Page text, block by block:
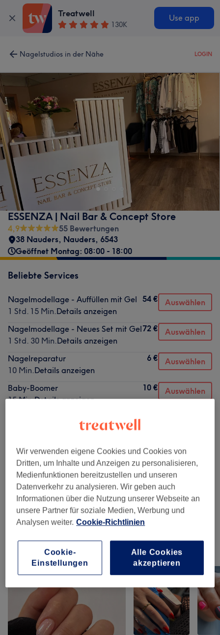
Treatwell
130K
Use app
Nagelstudios in der Nähe LOGIN
ESSENZA | Nail Bar & Concept Store
4,9
55 Bewertungen
38 Nauders, Nauders, 6543
Geöffnet Montag: 08:00 - 18:00
Beliebte Services
Nagelmodellage - Auffüllen mit Gel
1 Std. 15 Min.Details anzeigen
54 € Auswählen
Nagelmodellage - Neues Set mit Gel
1 Std. 30 Min.Details anzeigen
72 € Auswählen
Nagelreparatur
10 Min.Details anzeigen
6 € Auswählen
Baby-Boomer
15 Min.Details anzeigen
10 € Auswählen
Details anzeigen
Alle Services
Nagelmodellage 6) ab 35 €
Maniküre & Pediküre ( 4 )
Unsere Arbeit
Bild anklicken für weitere Details
Wir verwenden eigene Cookies und Cookies von
Dritten, um Inhalte und Anzeigen zu personalisieren,
Medienfunktionen bereitzustellen und unseren
Datenverkehr zu analysieren. Wir geben auch
Informationen über die Nutzung unserer Webseite an
unsere Partner für soziale Medien, Werbung und
Analysen weiter. Cookie-Richtlinien
Alle Cookies
akzeptieren
Cookie-
Einstellungen